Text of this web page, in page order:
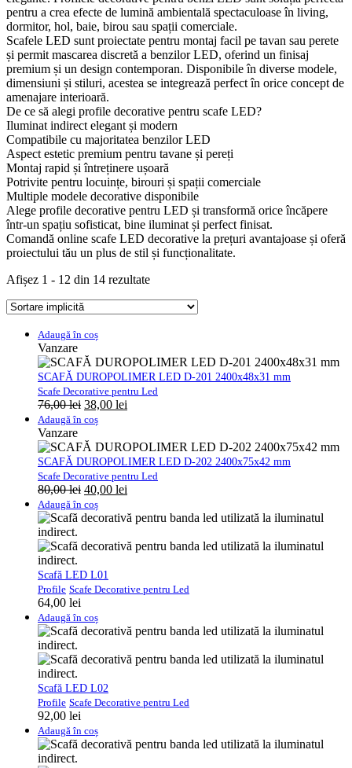
pentru a crea efecte de lumină ambientală spectaculoase în living,
dormitor, hol, baie, birou sau spații comerciale.
Scafele LED sunt proiectate pentru montaj facil pe tavan sau perete
și permit mascarea discretă a benzilor LED, oferind un finisaj
premium și un design contemporan. Disponibile în diverse modele,
dimensiuni și stiluri, acestea se integrează perfect în orice concept de
amenajare interioară.
De ce să alegi profile decorative pentru scafe LED?
Iluminat indirect elegant și modern
Compatibile cu majoritatea benzilor LED
Aspect estetic premium pentru tavane și pereți
Montaj rapid și întreținere ușoară
Potrivite pentru locuințe, birouri și spații comerciale
Multiple modele decorative disponibile
Alege profile decorative pentru LED și transformă orice încăpere
într-un spațiu sofisticat, bine iluminat și perfect finisat.
Comandă online scafe LED decorative la prețuri avantajoase și oferă
proiectului tău un plus de stil și funcționalitate.
Afișez 1 - 12 din 14 rezultate
Adaugă în coș
Vanzare
SCAFĂ DUROPOLIMER LED D-201 2400x48x31 mm
Scafe Decorative pentru Led
76,00lei Prețul
inițial
fost:
76,00 lei.
38,00 lei
38,00 lei.
Adaugă în coș
Vanzare
SCAFĂ DUROPOLIMER LED D-202 2400x75x42 mm
Scafe Decorative pentru Led
80,00lei Prețul
inițial
a
80,00 lei.
40,00 lei
este:
Adaugă în coș
Scafă LED L01
Profile Scafe Decorative pentru Led
64,00 lei
Adaugă în coș
Scafă LED L02
Profile Scafe Decorative pentru Led
92,00 lei
Adaugă în coș